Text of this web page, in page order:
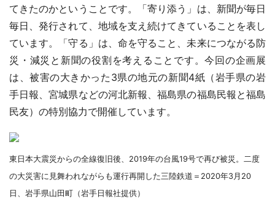
てきたのかということです。「寄り添う」は、新聞が毎日
毎日、発行されて、地域を支え続けてきていることを表し
ています。「守る」は、命を守ること、未来につながる防
災・減災と新聞の役割を考えることです。今回の企画展
は、被害の大きかった3県の地元の新聞4紙（岩手県の岩
手日報、宮城県などの河北新報、福島県の福島民報と福島
民友）の特別協力で開催しています。
東日本大震災からの全線復旧後、2019年の台風19号で再び被災。二度
の大災害に見舞われながらも運行再開した三陸鉄道＝2020年3月20
日、岩手県山田町（岩手日報社提供）